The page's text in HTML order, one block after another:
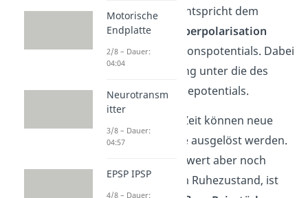
lang. Die Phase entspricht dem
Abschnitt der
Hyperpolarisation
während des Aktionspotentials. Dabei
sinkt die Spannung unter die des
anfänglichen Ruhepotentials.
Während dieser Zeit können neue
Aktionspotentiale ausgelöst werden.
Da der Schwellenwert aber noch
höher liegt, als im Ruhezustand, ist
Motorische
Endplatte
2/8 – Dauer:
04:04
Neurotransm
itter
3/8 – Dauer:
04:57
EPSP IPSP
4/8 – Dauer: